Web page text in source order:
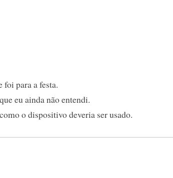
foi para a festa.
eu ainda não entendi.
o dispositivo deveria ser usado.